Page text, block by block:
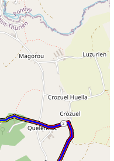
directement aux
2